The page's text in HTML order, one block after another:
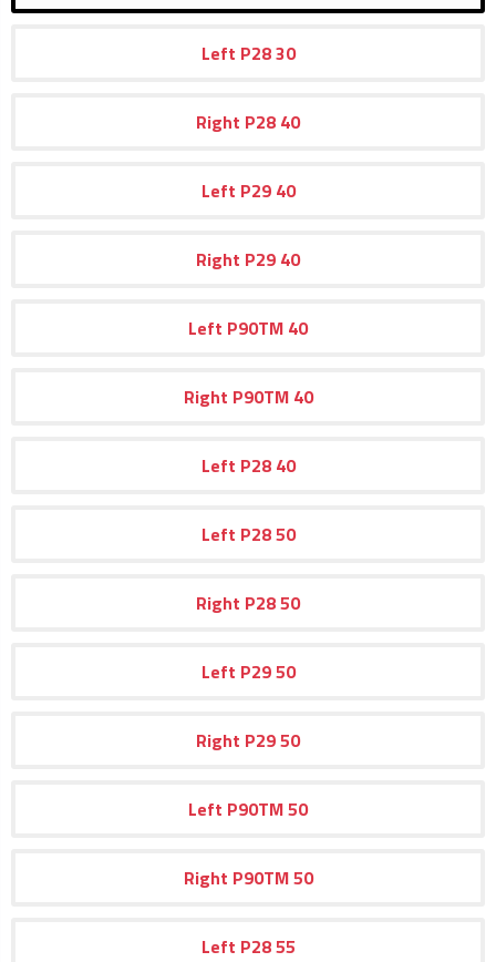
Left P2830
Right P28 40
Left P29 40
Right P29 40
Left P90TM 40
Right P90TM 40
Left P28 40
Left P2850
Right P2850
Left P2950
Right P2950
Left P90TM50
Right P90TM50
Left P2855